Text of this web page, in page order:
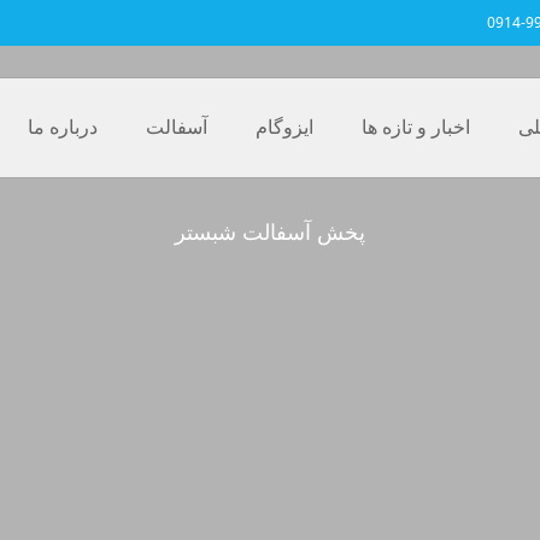
0914-
اخبار و تازه ها ایزوگام آسفالت درباره ما
پخش آسفالت شبستر